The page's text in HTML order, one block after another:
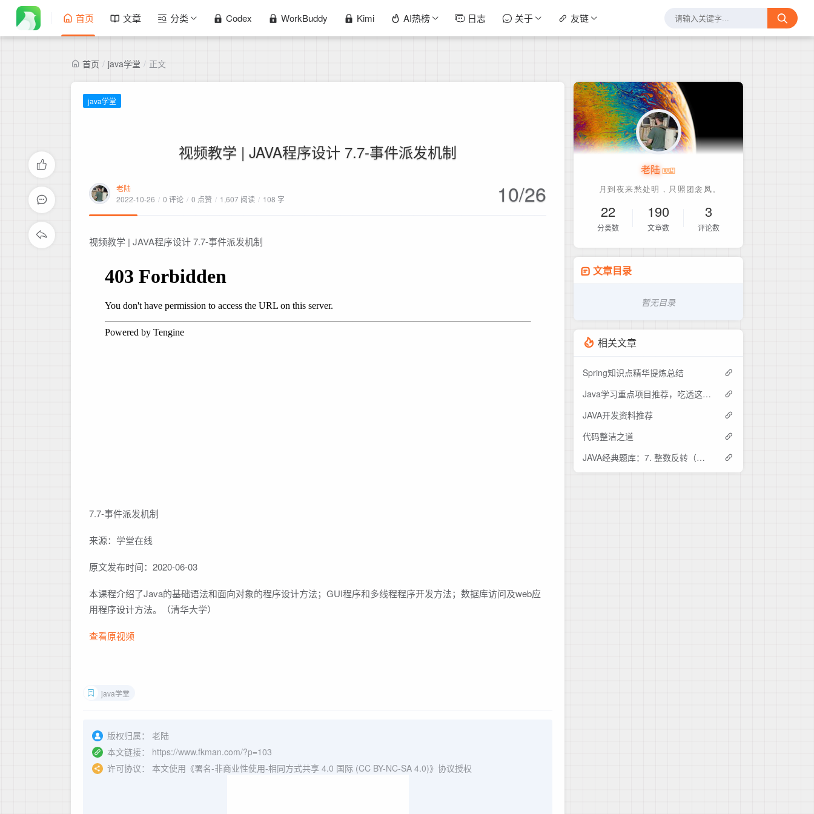
首页 文章 分类 Codex WorkBuddy Kimi AI热榜 日志 关于 友链
首页 / java学堂 / 正文
java学堂
视频教学 | JAVA程序设计 7.7-事件派发机制
老陆
2022-10-26 / 0 评论 / 0 点赞 / 1,607 阅读 / 108 字 10/26
视频教学 | JAVA程序设计 7.7-事件派发机制
7.7-事件派发机制
来源：学堂在线
原文发布时间：2020-06-03
本课程介绍了Java的基础语法和面向对象的程序设计方法；GUI程序和多线程程序开发方法；数据库访问及web应
用程序设计方法。（清华大学）
查看原视频
java学堂
版权归属：
老陆
本文链接：
https://www.fkman.com/?p=103
许可协议：
本文使用《署名-非商业性使用-相同方式共享 4.0 国际 (CC BY-NC-SA 4.0)》协议授权
老陆
22
分类数
190
文章数
3
评论数
文章目录
暂无目录
相关文章
Spring知识点精华提炼总结
Java学习重点项目推荐，吃透这15个开源项目中的其中五个，offer拿到手软
JAVA开发资料推荐
代码整洁之道
JAVA经典题库：7. 整数反转（难度：中等）